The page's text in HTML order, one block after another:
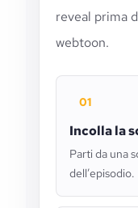
reveal prima
webtoon.
01
Incolla la
Parti da una
dell’episodio.